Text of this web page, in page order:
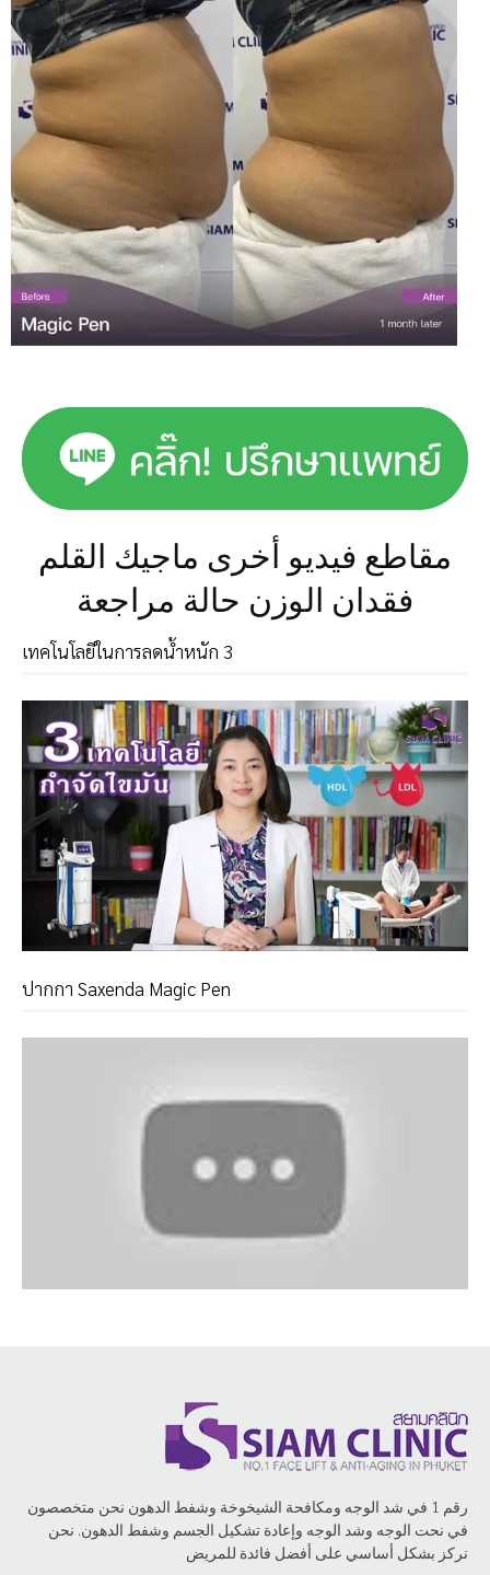
مقاطع فيديو أخرى ماجيك القلم
فقدان الوزن حالة مراجعة
3 เทคโนโลยีในการลดน้ำหนัก
ปากกา Saxenda Magic Pen
رقم 1 في شد الوجه ومكافحة الشيخوخة وشفط الدهون نحن متخصصون
في نحت الوجه وشد الوجه وإعادة تشكيل الجسم وشفط الدهون. نحن
نركز بشكل أساسي على أفضل فائدة للمريض